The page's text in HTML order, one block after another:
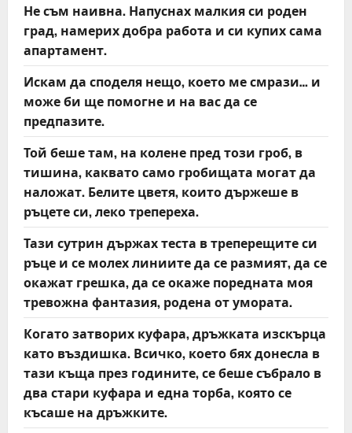
Не съм наивна. Напуснах малкия си роден
град, намерих добра работа и си купих сама
апартамент.
Искам да споделя нещо, което ме смрази… и
може би ще помогне и на вас да се
предпазите.
Той беше там, на колене пред този гроб, в
тишина, каквато само гробищата могат да
наложат. Белите цветя, които държеше в
ръцете си, леко трепереха.
Тази сутрин държах теста в треперещите си
ръце и се молех линиите да се размият, да се
окажат грешка, да се окаже поредната моя
тревожна фантазия, родена от умората.
Когато затворих куфара, дръжката изскърца
като въздишка. Всичко, което бях донесла в
тази къща през годините, се беше събрало в
два стари куфара и една торба, която се
късаше на дръжките.